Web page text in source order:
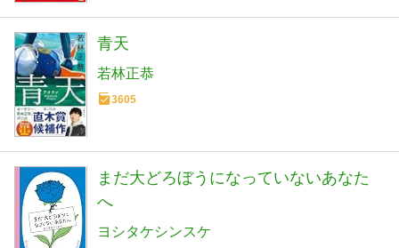
青天
若林正恭
3605
まだ大どろぼうになっていないあなた
へ
ヨシタケシンスケ